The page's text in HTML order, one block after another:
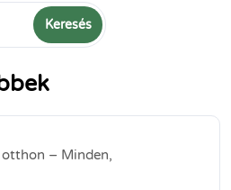
Keresés
otthon – Minden,